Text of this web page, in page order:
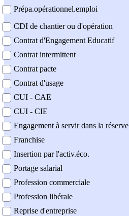
Prépa.opérationnel.emploi
CDI de chantier ou d'opération
Contrat d'Engagement Educatif
Contrat intermittent
Contrat pacte
Contrat d'usage
CUI - CAE
CUI - CIE
Engagement à servir dans la réserve
Franchise
Insertion par l'activ.éco.
Portage salarial
Profession commerciale
Profession libérale
Reprise d'entreprise